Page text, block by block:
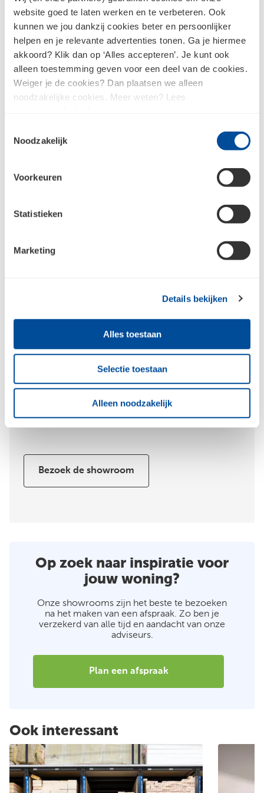
website goed te laten werken en te verbeteren. Ook
kunnen we jou dankzij cookies beter en persoonlijker
helpen en je relevante advertenties tonen. Ga je hiermee
akkoord? Klik dan op ‘Alles accepteren’. Je kunt ook
alleen toestemming geven voor een deel van de cookies.
Weiger je de cookies? Dan plaatsen we alleen
noodzakelijke cookies. Meer weten? Lees
Noodzakelijk
Voorkeuren
Statistieken
Marketing
Details bekijken
Alles toestaan
Selectie toestaan
Alleen noodzakelijk
onze experts je bij elke stap van het
aankoopproces. Van het ontwerpen van de ideale
indeling van een keuken of badkamer tot het
selecteren van de juiste kleuren en materialen van
nieuwe gevelbekleding.Wat je vraag ook is onze
experts helpen je bij het maken van de juiste keuze.
Zien we je snel bij ons in de showroom?
Neem contact op
Sensum, exclusief bij
Sensum, het eigen merk van Bouwcenter,
badkamers en vloeren. Sensum staat voor tijdloze
elegantie en hoogwaardige kwaliteit. Of je nu
droomt van een keuken die het hart van jouw huis
wordt, een badkamer die een oase van rust
transformeren, Sensum brengt deze visie tot leven.
Bezoek de showroom
Op zoek naar inspiratie voor
jouw woning?
Onze showrooms zijn het beste te bezoeken
na het maken van een afspraak. Zo ben je
verzekerd van alle tijd en aandacht van onze
adviseurs.
Plan een afspraak
Ook interessant